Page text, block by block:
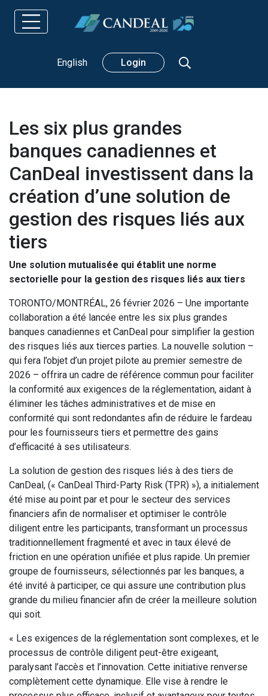
English Login Rechercher
Les six plus grandes
banques canadiennes et
CanDeal investissent dans la
création d’une solution de
gestion des risques liés aux
tiers
Une solution mutualisée qui établit une norme
sectorielle pour la gestion des risques liés aux tiers
TORONTO/MONTRÉAL, 26 février 2026 – Une importante
collaboration a été lancée entre les six plus grandes
banques canadiennes et CanDeal pour simplifier la gestion
des risques liés aux tierces parties. La nouvelle solution –
qui fera l’objet d’un projet pilote au premier semestre de
2026 – offrira un cadre de référence commun pour faciliter
la conformité aux exigences de la réglementation, aidant à
éliminer les tâches administratives et de mise en
conformité qui sont redondantes afin de réduire le fardeau
pour les fournisseurs tiers et permettre des gains
d’efficacité à ses utilisateurs.
La solution de gestion des risques liés à des tiers de
CanDeal, (« CanDeal Third-Party Risk (TPR) »), a initialement
été mise au point par et pour le secteur des services
financiers afin de normaliser et optimiser le contrôle
diligent entre les participants, transformant un processus
traditionnellement fragmenté et avec in taux élevé de
friction en une opération unifiée et plus rapide. Un premier
groupe de fournisseurs, sélectionnés par les banques, a
été invité à participer, ce qui assure une contribution plus
grande du milieu financier afin de créer la meilleure solution
qui soit.
« Les exigences de la réglementation sont complexes, et le
processus de contrôle diligent peut-être exigeant,
paralysant l’accès et l’innovation. Cette initiative renverse
complètement cette dynamique. Elle vise à rendre le